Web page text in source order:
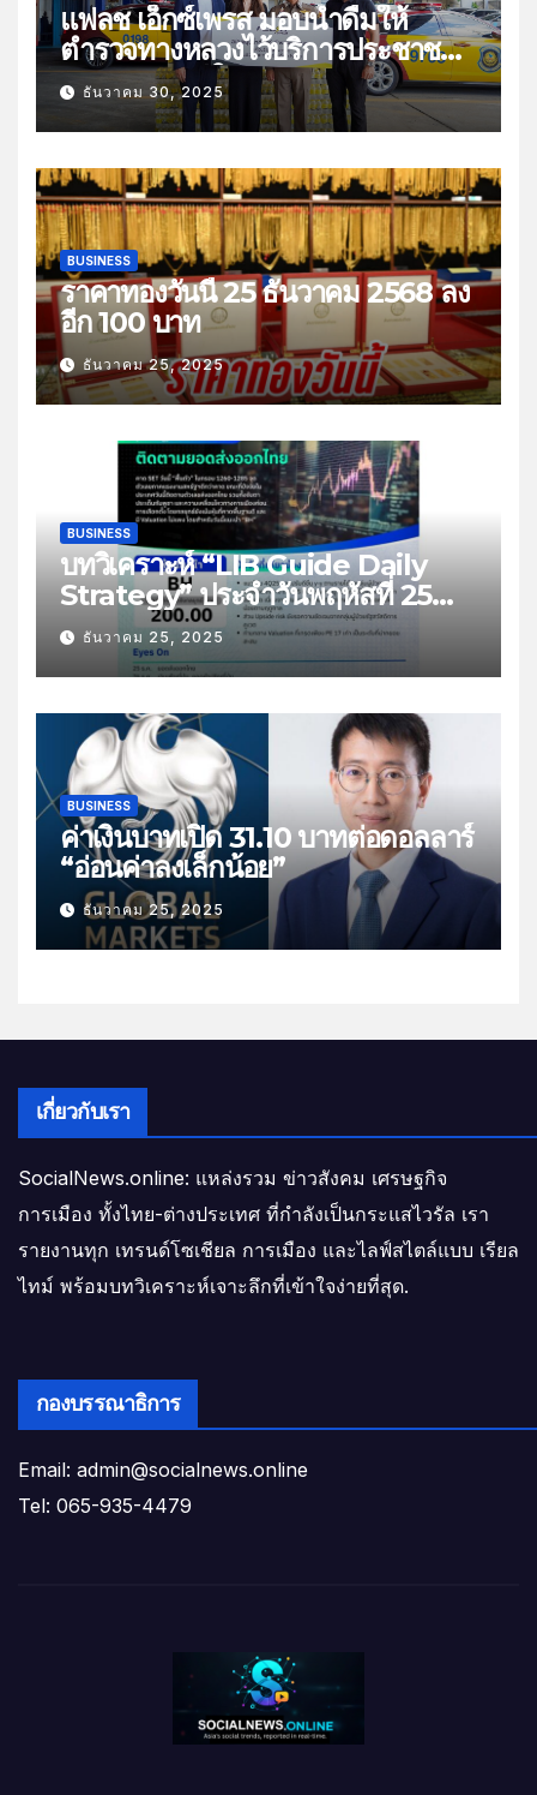
แฟลช เอ็กซ์เพรส มอบน้ำดื่มให้
ตำรวจทางหลวงไว้บริการประชาชน
ช่วงเทศกาลปีใหม่
ธันวาคม 30, 2025
BUSINESS
ราคาทองวันนี้ 25 ธันวาคม 2568 ลง
อีก 100 บาท
ธันวาคม 25, 2025
BUSINESS
บทวิเคราะห์ “LIB Guide Daily
Strategy” ประจำวันพฤหัสที่ 25
ธันวาคม 2568 หัวข้อ “ติดตามยอด
ส่งออกไทย”
ธันวาคม 25, 2025
BUSINESS
ค่าเงินบาทเปิด 31.10 บาทต่อดอลลาร์
“อ่อนค่าลงเล็กน้อย”
ธันวาคม 25, 2025
เกี่ยวกับเรา
SocialNews.online: แหล่งรวม ข่าวสังคม เศรษฐกิจ
การเมือง ทั้งไทย-ต่างประเทศ ที่กำลังเป็นกระแสไวรัล เรา
รายงานทุก เทรนด์โซเชียล การเมือง และไลฟ์สไตล์แบบ เรียล
ไทม์ พร้อมบทวิเคราะห์เจาะลึกที่เข้าใจง่ายที่สุด.
กองบรรณาธิการ
Email: admin@socialnews.online
Tel: 065-935-4479